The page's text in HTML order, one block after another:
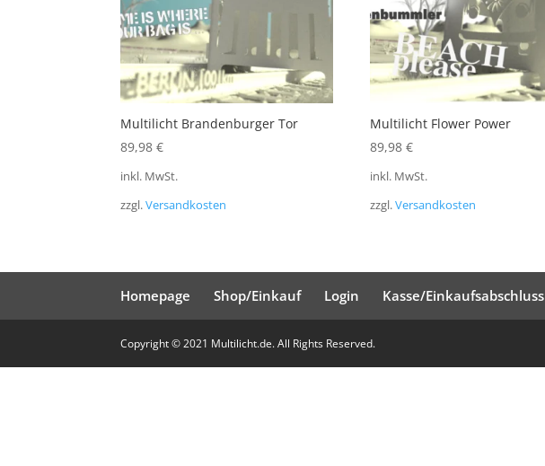
Multilicht Brandenburger Tor
89,98€
inkl. MwSt.
zzgl.Versandkosten
Multilicht Flower Power
89,98€
inkl. MwSt.
zzgl.Versandkosten
Homepage Shop/Einkauf Login Kasse/Einkaufsabschluss
Copyright © 2021 Multilicht.de. All Rights Reserved.